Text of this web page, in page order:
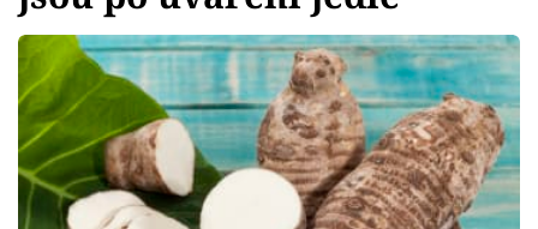
Zahrada
Design
Sledujte prima+